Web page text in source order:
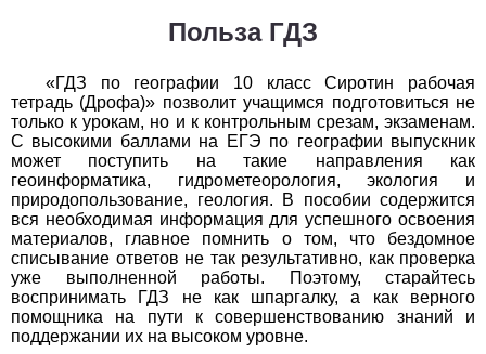
5 6 7 8
1
2 3 4 5 6 7 8 9 10
11
Черчение
1
2 3 4 5 6 7 8 9 10
11
Экология
1
2 3 4 5 6 7 8 9 10
11
Экономика
Польза ГДЗ
«ГДЗ по географии 10 класс Сиротин рабочая
тетрадь (Дрофа)» позволит учащимся подготовиться не
только к урокам, но и к контрольным срезам, экзаменам.
С высокими баллами на ЕГЭ по географии выпускник
может поступить на такие направления как
геоинформатика, гидрометеорология, экология и
природопользование, геология. В пособии содержится
вся необходимая информация для успешного освоения
материалов, главное помнить о том, что бездомное
списывание ответов не так результативно, как проверка
уже выполненной работы. Поэтому, старайтесь
воспринимать ГДЗ не как шпаргалку, а как верного
помощника на пути к совершенствованию знаний и
поддержании их на высоком уровне.